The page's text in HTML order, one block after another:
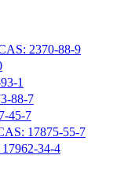
2370-88-9
1
88-7
45-7
17875-55-7
34-4